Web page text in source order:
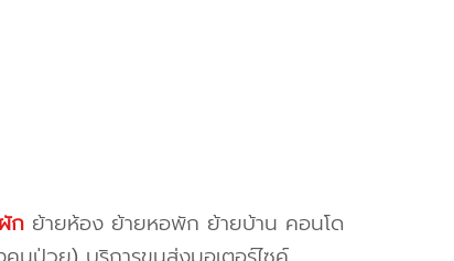
กย้ายห้อง ย้ายหอพัก ย้ายบ้าน คอนโด